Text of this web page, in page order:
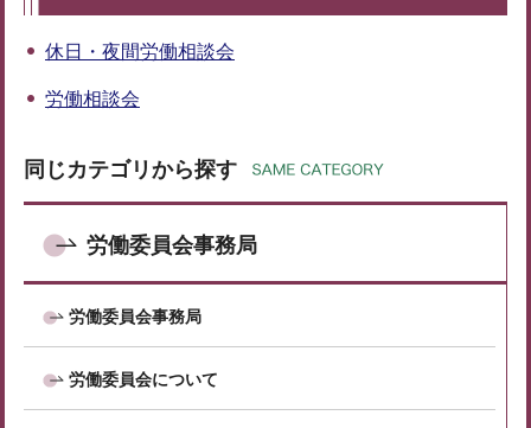
休日・夜間労働相談会
労働相談会
同じカテゴリから探す
労働委員会事務局
労働委員会事務局
労働委員会について